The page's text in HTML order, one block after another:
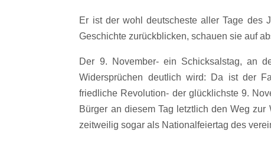
Er ist der wohl deutscheste aller Tage des
Geschichte zurückblicken, schauen sie auf
Der 9. November- ein Schicksalstag, an
Widersprüchen deutlich wird: Da ist der
friedliche Revolution- der glücklichste 9.
Bürger an diesem Tag letztlich den Weg
zeitweilig sogar als Nationalfeiertag des